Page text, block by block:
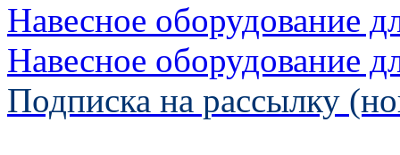
Навесное оборудование
Навесное оборудование
Подписка на рассылку